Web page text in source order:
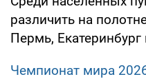
различить на
Пермь,
Чемпионат мира